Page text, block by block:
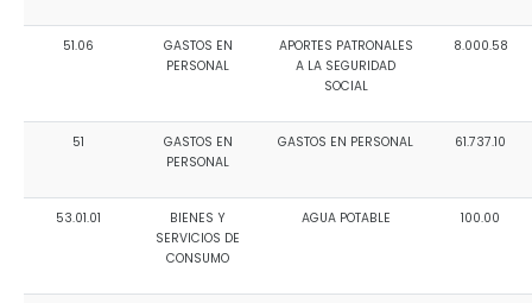
51.06
GASTOS EN
PERSONAL
APORTES PATRONALES
A LA SEGURIDAD
SOCIAL
8.000.58
51
GASTOS EN
PERSONAL
GASTOS EN PERSONAL 61.737.10
53.01.01
BIENES Y
SERVICIOS DE
CONSUMO
AGUA POTABLE 100.00